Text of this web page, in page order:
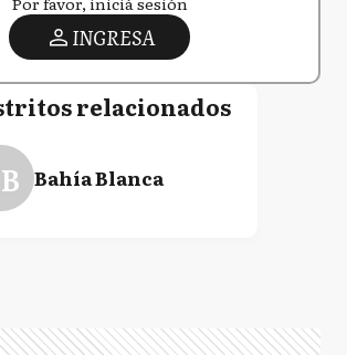
INGRESA
relacionados
Bahía Blanca